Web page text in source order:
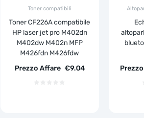
Toner compatibili
Toner CF226A compatibile
HP laser jet pro M402dn
M402dw M402n MFP
M426fdn M426fdw
€9.04
Prezzo Affare